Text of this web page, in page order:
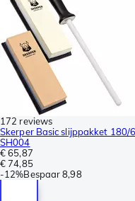
172 reviews
Skerper Basic slijppakket
SH004
€ 65,87
€ 74,85
-12%Bespaar 8,98